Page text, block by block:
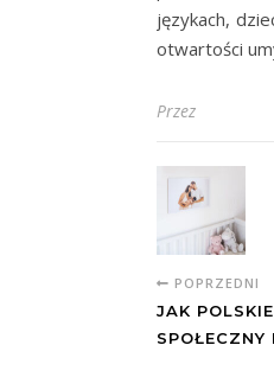
językach,
otwartości
Przez
POPRZEDNI
JAK
SPOŁECZNY